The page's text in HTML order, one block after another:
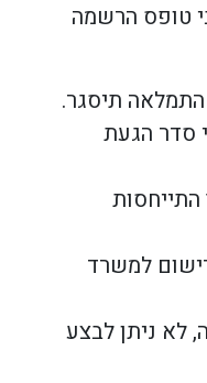
טופס הרשמה
תיסגר.
סדר הגעת
למשרד
לא ניתן לבצע